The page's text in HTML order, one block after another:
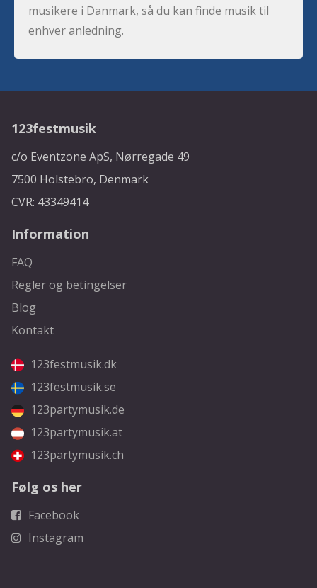
musikere i Danmark, så du kan finde musik til
enhver anledning.
123festmusik
c/o Eventzone ApS, Nørregade 49
7500 Holstebro, Denmark
CVR: 43349414
Information
FAQ
Regler og betingelser
Blog
Kontakt
123festmusik.dk
123festmusik.se
123partymusik.de
123partymusik.at
123partymusik.ch
Følg os her
Facebook
Instagram